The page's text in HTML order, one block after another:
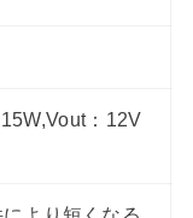
：12V